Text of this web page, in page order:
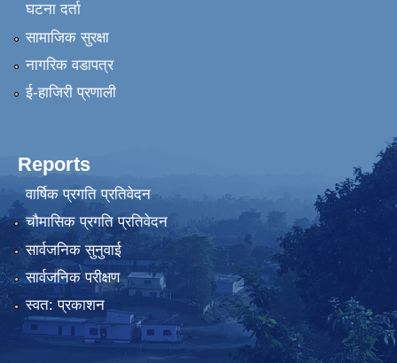
घटना दर्ता
सामाजिक सुरक्षा
नागरिक वडापत्र
ई-हाजिरी प्रणाली
Reports
वार्षिक प्रगति प्रतिवेदन
चौमासिक प्रगति प्रतिवेदन
सार्वजनिक सुनुवाई
सार्वजनिक परीक्षण
स्वत: प्रकाशन